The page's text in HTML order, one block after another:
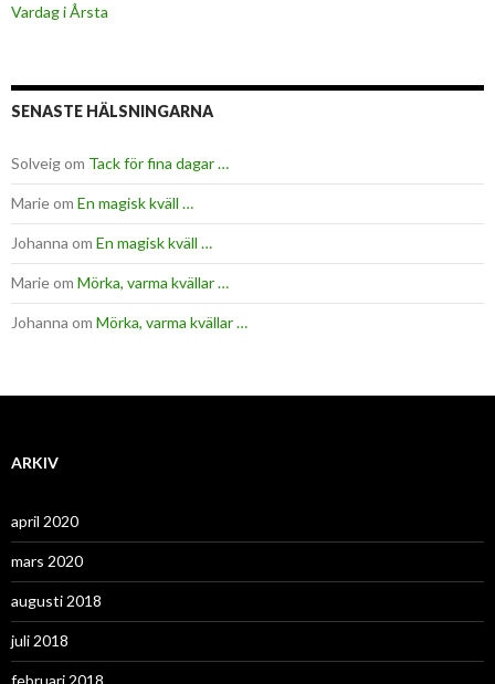
Vardag i Årsta
SENASTE HÄLSNINGARNA
Solveigom Tack för fina dagar …
Marieom En magisk kväll …
Johanna om En magisk kväll …
Marieom Mörka, varma kvällar …
Johanna om Mörka, varma kvällar …
ARKIV
april 2020
mars 2020
augusti 2018
juli 2018